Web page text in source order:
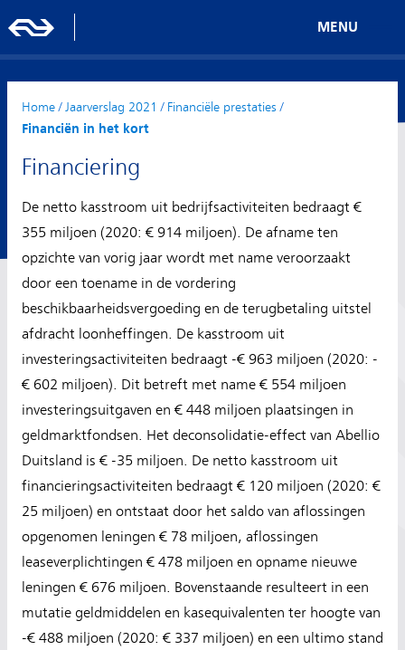
MENU
Home/ Jaarverslag 2021 / Financiële prestaties /
Financiën in het kort
Financiering
De netto kasstroom uit bedrijfsactiviteiten bedraagt €
355 miljoen (2020: € 914 miljoen). De afname ten
opzichte van vorig jaar wordt met name veroorzaakt
door een toename in de vordering
beschikbaarheidsvergoeding en de terugbetaling uitstel
afdracht loonheffingen. De kasstroom uit
investeringsactiviteiten bedraagt -€ 963 miljoen (2020: -
€ 602 miljoen). Dit betreft met name € 554 miljoen
investeringsuitgaven en € 448 miljoen plaatsingen in
geldmarktfondsen. Het deconsolidatie-effect van Abellio
Duitsland is € -35 miljoen. De netto kasstroom uit
financieringsactiviteiten bedraagt € 120 miljoen (2020: €
25 miljoen) en ontstaat door het saldo van aflossingen
opgenomen leningen € 78 miljoen, aflossingen
leaseverplichtingen € 478 miljoen en opname nieuwe
leningen € 676 miljoen. Bovenstaande resulteert in een
mutatie geldmiddelen en kasequivalenten ter hoogte van
-€ 488 miljoen (2020: € 337 miljoen) en een ultimo stand